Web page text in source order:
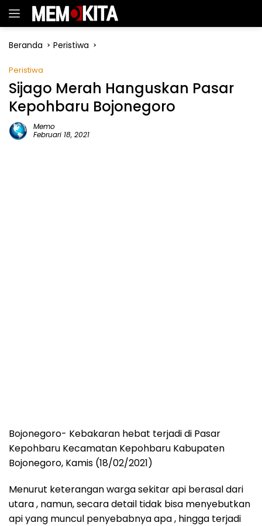
Langsung
Beranda
Peristiwa
Peristiwa
Sijago Merah Hanguskan Pasar
Kepohbaru Bojonegoro
Memo
Februari 18, 2021
Bojonegoro- Kebakaran hebat terjadi di Pasar
Kepohbaru Kecamatan Kepohbaru Kabupaten
Bojonegoro, Kamis (18/02/2021)
Menurut keterangan warga sekitar api berasal dari
utara , namun, secara detail tidak bisa menyebutkan
api yang muncul penyebabnya apa , hingga terjadi